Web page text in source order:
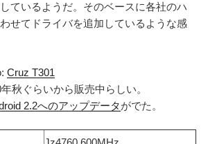
ているようだ。そのベースに各社のハ
せてドライバを追加しているような感
Cruz T301
秋ぐらいから販売中らしい。
2.2へのアップデータがでた。